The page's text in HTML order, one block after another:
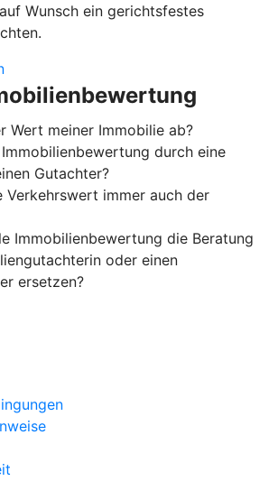
Wunsch ein gerichtsfestes
Wert meiner Immobilie ab?
durch eine
Gutachter?
immer auch der
Immobilienbewertung die Beratung
oder einen
ersetzen?